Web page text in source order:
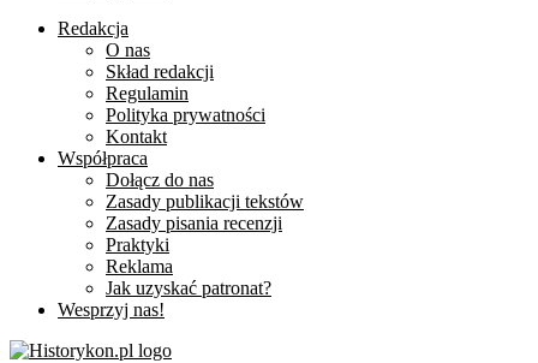
Redakcja
O nas
Skład redakcji
Regulamin
Polityka prywatności
Kontakt
Współpraca
Dołącz do nas
Zasady publikacji tekstów
Zasady pisania recenzji
Praktyki
Reklama
Jak uzyskać patronat?
Wesprzyj nas!